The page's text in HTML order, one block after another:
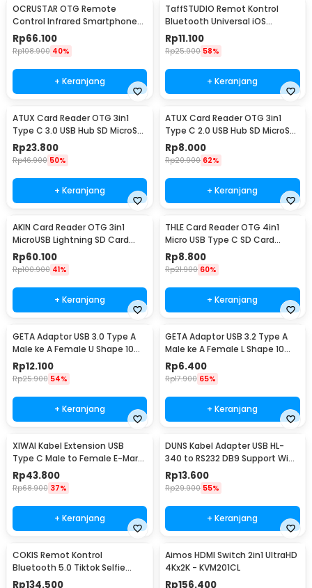
OCRUSTAR OTG Remote
Control Infrared Smartphone
USB Type C for TV AC - EKX5S-
T
Rp66.100
Rp108.900 40%
+ Keranjang
TaffSTUDIO Remot Kontrol
Bluetooth Universal iOS
Android Tiktok Selfie - S18
Rp11.100
Rp25.900 58%
+ Keranjang
ATUX Card Reader OTG 3in1
Type C 3.0 USB Hub SD MicroSD
- AT3
Rp23.800
Rp46.900 50%
+ Keranjang
ATUX Card Reader OTG 3in1
Type C 2.0 USB Hub SD MicroSD
- AT32
Rp8.000
Rp20.900 62%
+ Keranjang
AKIN Card Reader OTG 3in1
MicroUSB Lightning SD Card
MicroSD USB 3.0 - NK303T
Rp60.100
Rp100.900 41%
+ Keranjang
THLE Card Reader OTG 4in1
Micro USB Type C SD Card
MicroSD USB 3.0 - THR4
Rp8.800
Rp21.900 60%
+ Keranjang
GETA Adaptor USB 3.0 Type A
Male ke A Female U Shape 10
Gbps - G-01
Rp12.100
Rp25.900 54%
+ Keranjang
GETA Adaptor USB 3.2 Type A
Male ke A Female L Shape 10
Gbps - G-02
Rp6.400
Rp17.900 65%
+ Keranjang
XIWAI Kabel Extension USB
Type C Male to Female E-Mark
20Gbps 5A 100W 200cm -
XW32
Rp43.800
Rp68.900 37%
+ Keranjang
DUNS Kabel Adapter USB HL-
340 to RS232 DB9 Support Win7
64-bit - D9
Rp13.600
Rp29.900 55%
+ Keranjang
COKIS Remot Kontrol
Bluetooth 5.0 Tiktok Selfie
Universal iOS Android - D01 Pro
Rp134.500
Aimos HDMI Switch 2in1 UltraHD
4Kx2K - KVM201CL
Rp156.400